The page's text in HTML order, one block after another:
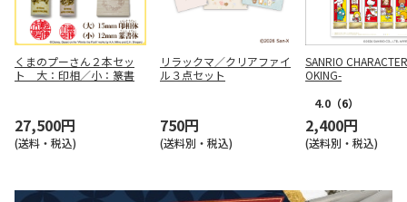
くまのプーさん２本セッ
ト 大：印相／小：篆書
27,500円
(送料・税込)
リラックマ／クリアファイ
ル３点セット
750円
(送料別・税込)
SANRIO
OKING-
4.0 （6）
2,400円
(送料別・税込)